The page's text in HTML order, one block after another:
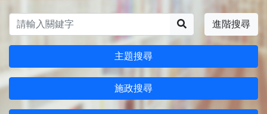
進階搜尋
主題搜尋
施政搜尋